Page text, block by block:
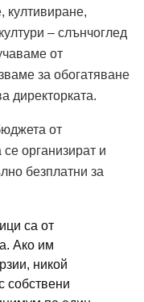
култивиране,
– слънчоглед
от
за обогатяване
директорката.
от
организират и
безплатни за
са от
Ако им
никой
собствени